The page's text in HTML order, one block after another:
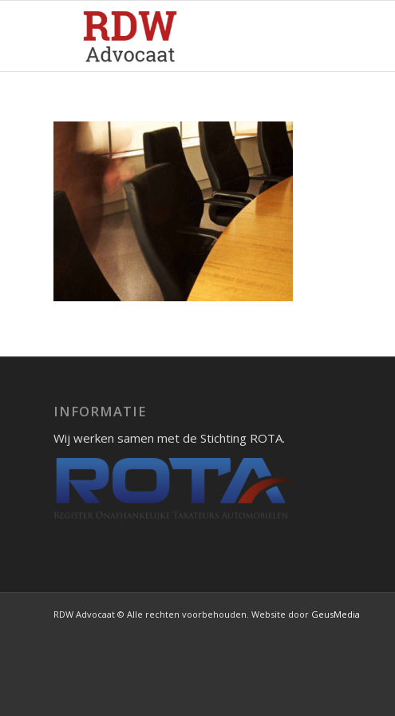
INFORMATIE
Wij werken samen met de Stichting ROTA.
RDW Advocaat © Alle rechten voorbehouden. Website door GeusMedia